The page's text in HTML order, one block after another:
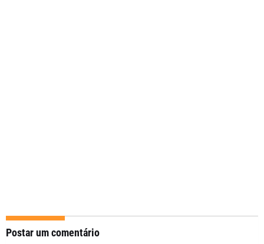
Postar um comentário